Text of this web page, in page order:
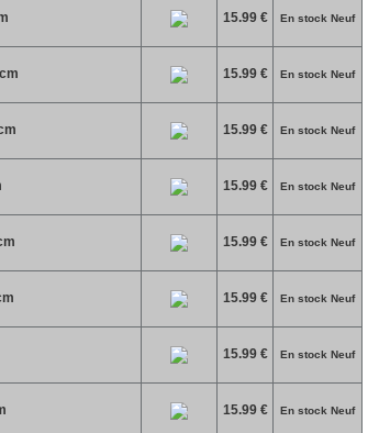
15.99 € En stock Neuf
15.99 € En stock Neuf
15.99 € En stock Neuf
15.99 € En stock Neuf
15.99 € En stock Neuf
15.99 € En stock Neuf
15.99 € En stock Neuf
15.99 € En stock Neuf